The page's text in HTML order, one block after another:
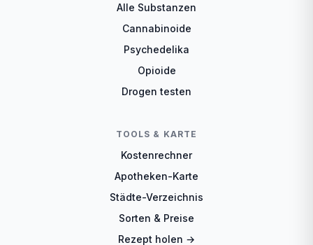
Alle Substanzen
Cannabinoide
Psychedelika
Opioide
Drogen testen
TOOLS & KARTE
Kostenrechner
Apotheken-Karte
Städte-Verzeichnis
Sorten & Preise
Rezept holen →